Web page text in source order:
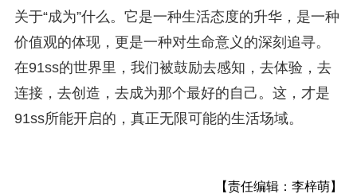
关于“成为”什么。它是一种生活态度的升华，是一种
价值观的体现，更是一种对生命意义的深刻追寻。
在91ss的世界里，我们被鼓励去感知，去体验，去
连接，去创造，去成为那个最好的自己。这，才是
91ss所能开启的，真正无限可能的生活场域。
【责任编辑：李梓萌】